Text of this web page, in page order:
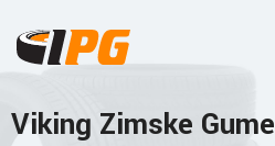
Viking Zimske Gume